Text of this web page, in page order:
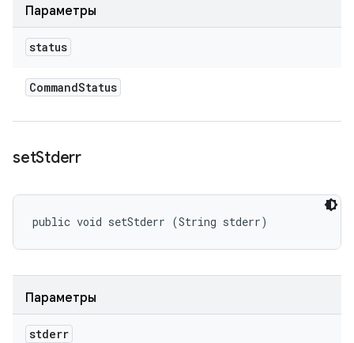
Параметры
status
CommandStatus
setStderr
public void setStderr (String stderr)
Параметры
stderr